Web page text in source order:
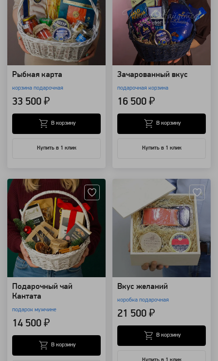
Рыбная карта
корзина подарочная
33 500 ₽
Купить в 1 клик
В корзину
Зачарованный вкус
подарочная корзина
16 500 ₽
Купить в 1 клик
В корзину
Подарочный чай
Кантата
подарок мужчине
14 500 ₽
В корзину
Вкус желаний
коробка подарочная
21 500 ₽
В корзину